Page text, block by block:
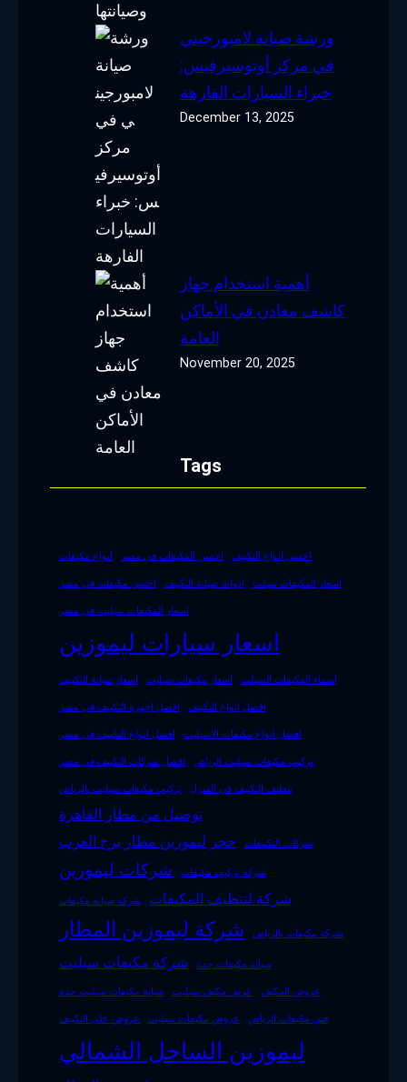
ورشة صيانة لامبورجيني
في مركز أوتوسيرفيس:
خبراء السيارات الفارهة
December 13, 2025
أهمية استخدام جهاز
كاشف معادن في الأماكن
العامة
November 20, 2025
Tags
أنواع مكيفات احسن المكيفات في مصر احسن انواع التكييف
احسن مكيفات في مصر ادوات صيانة التكييف اسعار المكيفات سبلت
اسعار المكيفات سبليت في مصر
اسعار سيارات ليموزين
اسعار صيانة التكييف اسعار مكيفات سبليت اسماء المكيفات السبلت
افضل اجهزة التكييف فى مصر افضل انواع التكييف
افضل انواع التكييف فى مصر افضل انواع مكيفات الاسبليت
افضل شركات التكييف في مصر تركيب مكيفات سبليت الرياض
تركيب مكيفات سبليت بالرياض تنظيف التكييف في المنزل
توصيل من مطار القاهرة
حجز ليموزين مطار برج العرب
شركات التكييفات
شركات ليموزين شركة تركيب مكيفات
شركة صيانة مكيفات شركة لتنظيف المكيفات
شركة ليموزين المطار شركة مكيفات بالرياض
شركة مكيفات سبليت صيانة مكيفات جدة
صيانة مكيفات سبليت جدة عرض مكيف سبليت عروض المكيف
عروض على التكييف عروض مكيفات سبليت فني مكيفات الرياض
ليموزين الساحل الشمالي